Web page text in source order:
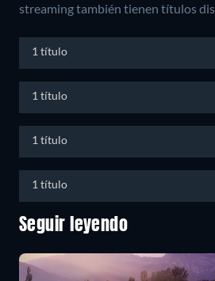
streaming también tienen títulos
1 título
1 título
1 título
1 título
Seguir leyendo